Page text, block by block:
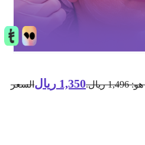
1,350 ريال السعر